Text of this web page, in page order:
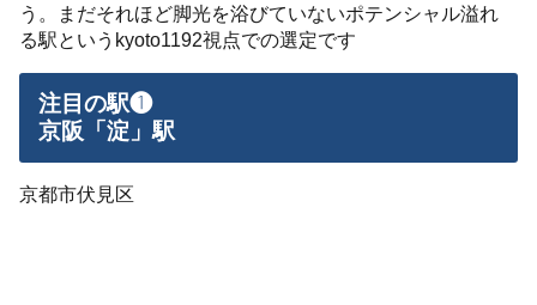
う。まだそれほど脚光を浴びていないポテンシャル溢れ
る駅というkyoto1192視点での選定です
注目の駅❶
京阪「淀」駅
京都市伏見区